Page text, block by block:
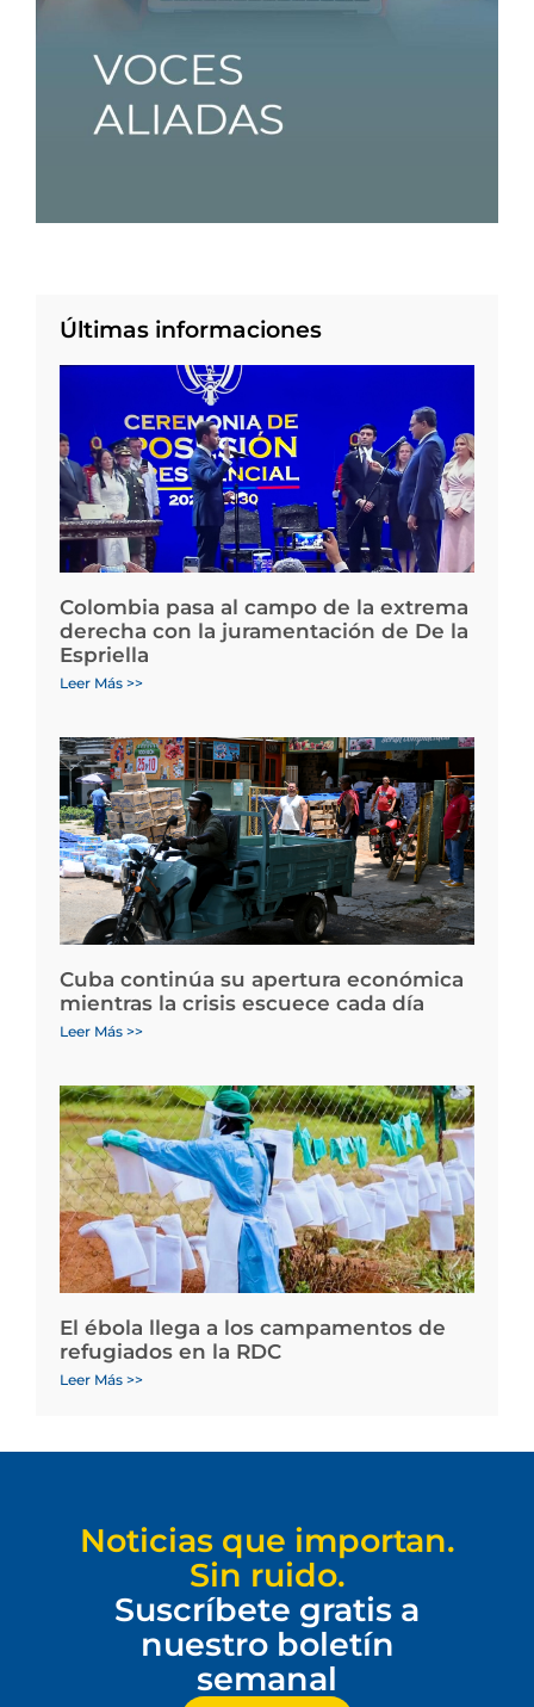
Últimas informaciones
Colombia pasa al campo de la extrema
derecha con la juramentación de De la
Espriella
Leer Más >>
Cuba continúa su apertura económica
mientras la crisis escuece cada día
Leer Más >>
El ébola llega a los campamentos de
refugiados en la RDC
Leer Más >>
Noticias que importan.
Sin ruido.
Suscríbete gratis a
nuestro boletín
semanal